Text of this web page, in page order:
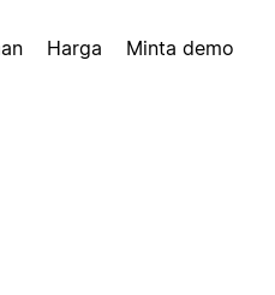
Harga Minta demo